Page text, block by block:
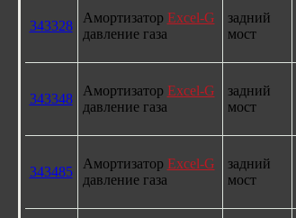
343328
Амортизатор Excel-G
давление газа
задний
мост
343348
Амортизатор Excel-G
давление газа
задний
мост
343485
Амортизатор Excel-G
давление газа
задний
мост